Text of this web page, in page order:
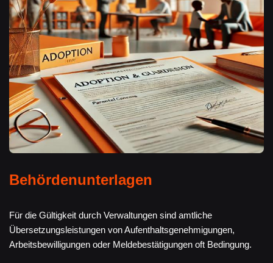
Behördenunterlagen
Für die Gültigkeit durch Verwaltungen sind amtliche
Übersetzungsleistungen von Aufenthaltsgenehmigungen,
Arbeitsbewilligungen oder Meldebestätigungen oft Bedingung.